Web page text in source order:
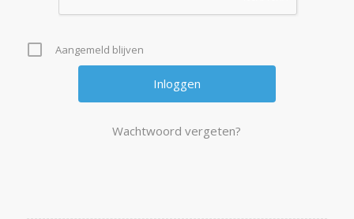
Aangemeld blijven
Wachtwoord vergeten?